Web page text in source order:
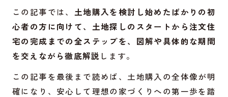
この記事では、 土地購入を検討し始めたばかりの初
心者の方に向けて、土地探しのスタートから注文住
宅の完成までの全ステップを、図解や具体的な期間
を交えながら徹底解説 します。
この記事を最後まで読めば、土地購入の全体像が明
確になり、安心して理想の家づくりへの第一歩を踏